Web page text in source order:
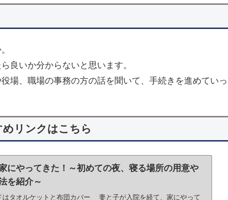
良いか分からないと思います。
場、職場の事務の方の話を聞いて、手続きを進めていっ
リンクはこちら
にやってきた！～初めての夜、寝る場所の用意や
を紹介～
はタオルケットと布団カバー 妻と子が入院を経て、家にやって